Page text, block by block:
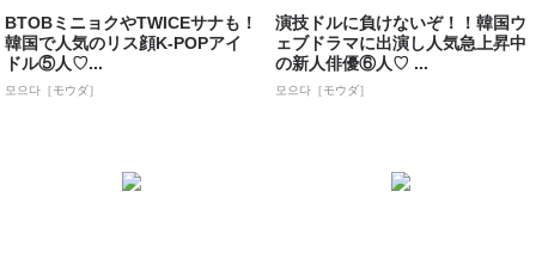
BTOBミニョクやTWICEサナも！
韓国で人気のリス顔K-POPアイ
ドル⑤人♡...
모으다［モウダ］
演技ドルに負けないぞ！！韓国ウ
ェブドラマに出演し人気急上昇中
の新人俳優⑥人♡ ...
모으다［モウダ］